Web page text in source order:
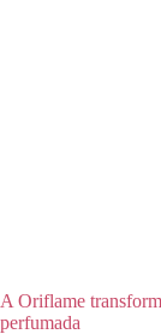
A Oriflame
perfumada